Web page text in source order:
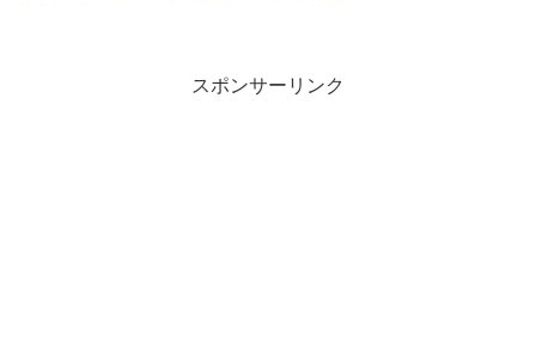
スポンサーリンク